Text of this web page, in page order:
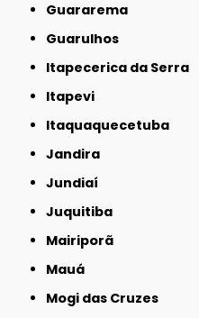
Guararema
Guarulhos
Itapecerica da Serra
Itapevi
Itaquaquecetuba
Jandira
Jundiaí
Juquitiba
Mairiporã
Mauá
Mogi das Cruzes